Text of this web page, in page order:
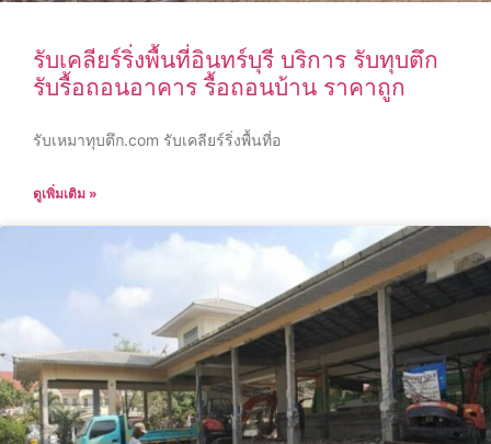
รับเคลียร์ริ่งพื้นที่อินทร์บุรี บริการ รับทุบตึก
รับรื้อถอนอาคาร รื้อถอนบ้าน ราคาถูก
รับเหมาทุบตึก.com รับเคลียร์ริ่งพื้นที่อ
ดูเพิ่มเติม »